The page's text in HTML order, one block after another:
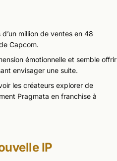
million de ventes en 48
Capcom.
émotionnelle et semble offrir
envisager une suite.
les créateurs explorer de
Pragmata en franchise à
IP